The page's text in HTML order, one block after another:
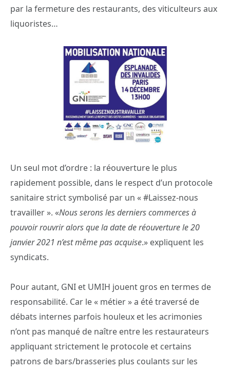
par la fermeture des restaurants, des viticulteurs aux
liquoristes…
Un seul mot d’ordre : la réouverture le plus
rapidement possible, dans le respect d’un protocole
sanitaire strict symbolisé par un « #Laissez-nous
travailler ». «Nous serons les derniers commerces à
pouvoir rouvrir alors que la date de réouverture le 20
janvier 2021 n’est même pas acquise.» expliquent les
syndicats.
Pour autant, GNI et UMIH jouent gros en termes de
responsabilité. Car le « métier » a été traversé de
débats internes parfois houleux et les acrimonies
n’ont pas manqué de naître entre les restaurateurs
appliquant strictement le protocole et certains
patrons de bars/brasseries plus coulants sur les